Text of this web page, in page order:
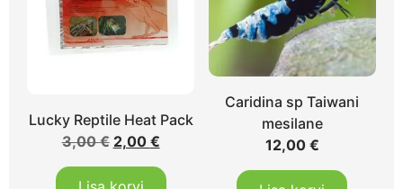
Lucky Reptile Heat Pack
3,00€ 2,00 €
Caridina sp Taiwani
mesilane
12,00 €